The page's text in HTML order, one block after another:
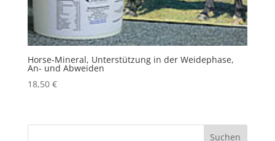
Horse-Mineral, Unterstützung in der Weidephase,
An- und Abweiden
18,50 €